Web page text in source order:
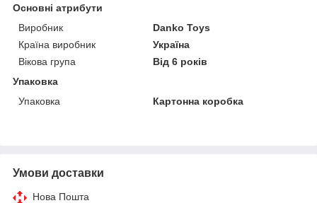
Основні атрибути
Виробник
Danko Toys
Країна виробник
Україна
Вікова група
Від 6 років
Упаковка
Упаковка
Картонна коробка
Умови доставки
Нова Пошта